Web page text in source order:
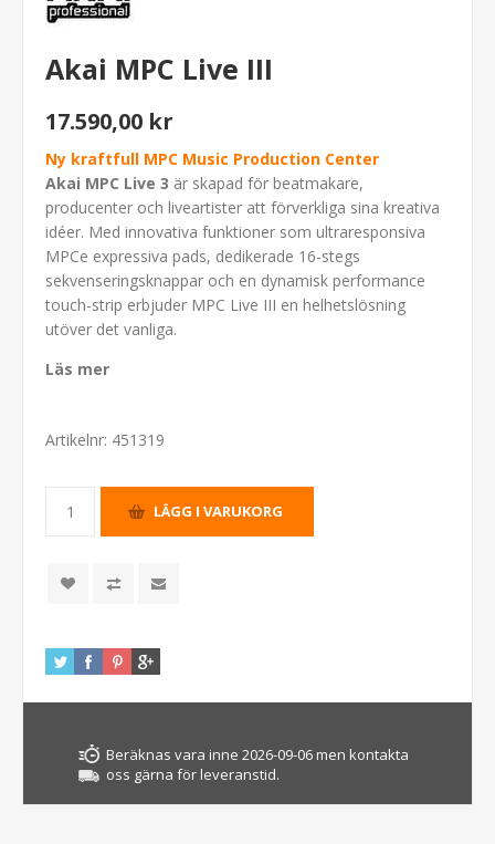
Akai MPC Live III
17.590,00 kr
Ny kraftfull MPC Music Production Center
Akai MPC Live 3 är skapad för beatmakare,
producenter och liveartister att förverkliga sina kreativa
idéer. Med innovativa funktioner som ultraresponsiva
MPCe expressiva pads, dedikerade 16-stegs
sekvenseringsknappar och en dynamisk performance
touch-strip erbjuder MPC Live III en helhetslösning
utöver det vanliga.
Läs mer
Artikelnr: 451319
Beräknas vara inne 2026-09-06 men kontakta
oss gärna för leveranstid.